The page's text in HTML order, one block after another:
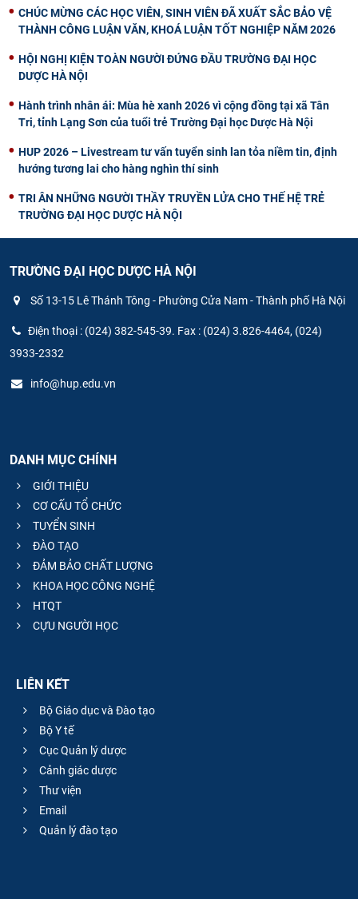
CHÚC MỪNG CÁC HỌC VIÊN, SINH VIÊN ĐÃ XUẤT SẮC BẢO VỆ
THÀNH CÔNG LUẬN VĂN, KHOÁ LUẬN TỐT NGHIỆP NĂM 2026
HỘI NGHỊ KIỆN TOÀN NGƯỜI ĐỨNG ĐẦU TRƯỜNG ĐẠI HỌC
DƯỢC HÀ NỘI
Hành trình nhân ái: Mùa hè xanh 2026 vì cộng đồng tại xã Tân
Tri, tỉnh Lạng Sơn của tuổi trẻ Trường Đại học Dược Hà Nội
HUP 2026 – Livestream tư vấn tuyển sinh lan tỏa niềm tin, định
hướng tương lai cho hàng nghìn thí sinh
TRI ÂN NHỮNG NGƯỜI THẦY TRUYỀN LỬA CHO THẾ HỆ TRẺ
TRƯỜNG ĐẠI HỌC DƯỢC HÀ NỘI
TRƯỜNG ĐẠI HỌC DƯỢC HÀ NỘI
Số 13-15 Lê Thánh Tông - Phường Cửa Nam - Thành phố Hà Nội
Điện thoại : (024) 382-545-39. Fax : (024) 3.826-4464, (024)
3933-2332
info@hup.edu.vn
DANH MỤC CHÍNH
GIỚI THIỆU
CƠ CẤU TỔ CHỨC
TUYỂN SINH
ĐÀO TẠO
ĐẢM BẢO CHẤT LƯỢNG
KHOA HỌC CÔNG NGHỆ
HTQT
CỰU NGƯỜI HỌC
LIÊN KẾT
Bộ Giáo dục và Đào tạo
Bộ Y tế
Cục Quản lý dược
Cảnh giác dược
Thư viện
Email
Quản lý đào tạo